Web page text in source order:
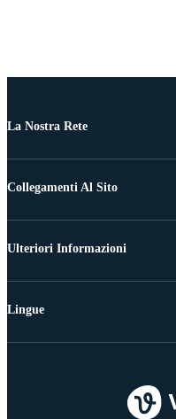
La Nostra Rete
Collegamenti Al Sito
Ulteriori Informazioni
Lingue